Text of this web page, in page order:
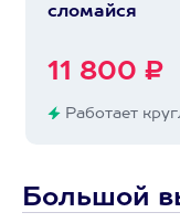
сломайся
11 800 ₽
Работает
Большой